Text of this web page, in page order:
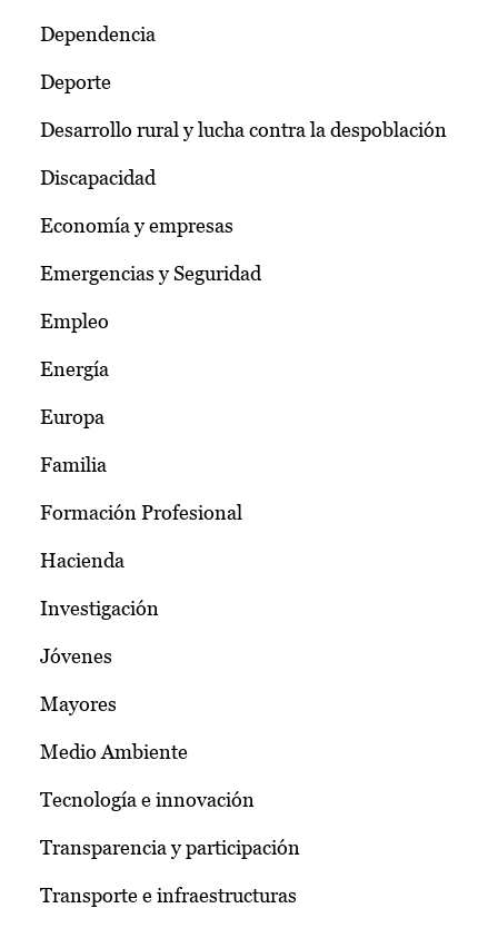
Dependencia
Deporte
Desarrollo rural y lucha contra la despoblación
Discapacidad
Economía y empresas
Emergencias y Seguridad
Empleo
Energía
Europa
Familia
Formación Profesional
Hacienda
Investigación
Jóvenes
Mayores
Medio Ambiente
Tecnología e innovación
Transparencia y participación
Transporte e infraestructuras